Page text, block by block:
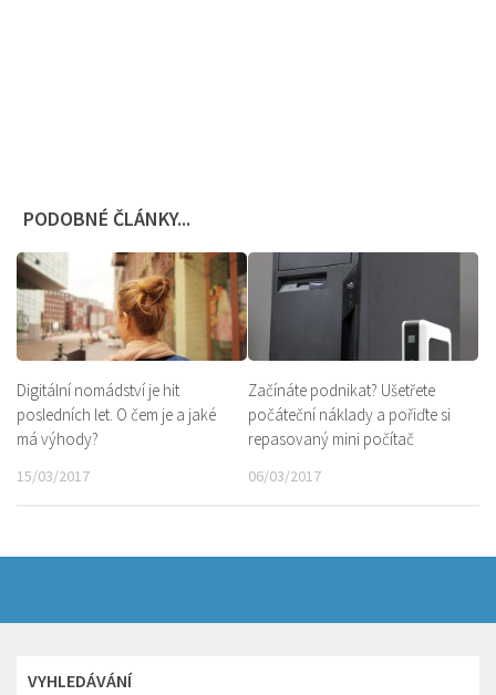
PODOBNÉ ČLÁNKY...
Digitální nomádství je hit
posledních let. O čem je a jaké
má výhody?
15/03/2017
Začínáte podnikat? Ušetřete
počáteční náklady a pořiďte si
repasovaný mini počítač
06/03/2017
VYHLEDÁVÁNÍ